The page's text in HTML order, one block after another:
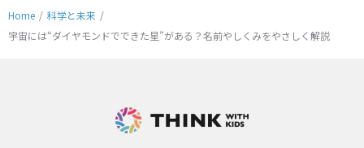
Home / 科学と未来 /
宇宙には“ダイヤモンドでできた星”がある？名前やしくみをやさしく解説